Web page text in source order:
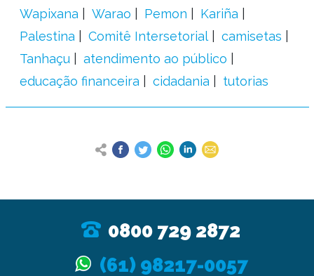
Wapixana
Warao Pemon
Kariña
Palestina
Comitê Intersetorial
camisetas
Tanhaçu
atendimento ao público
educação financeira
cidadania tutorias
0800 729 2872
(61) 98217-0057